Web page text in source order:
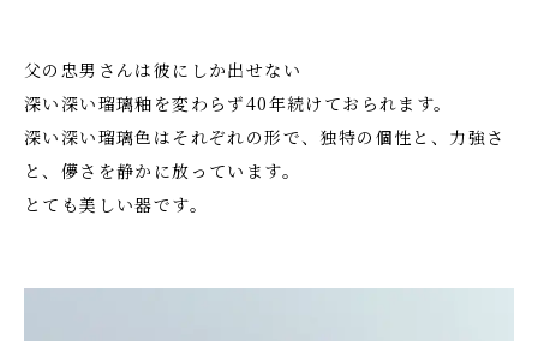
父の忠男さんは彼にしか出せない
深い深い瑠璃釉を変わらず40年続けておられます。
深い深い瑠璃色はそれぞれの形で、独特の個性と、力強さ
と、儚さを静かに放っています。
とても美しい器です。